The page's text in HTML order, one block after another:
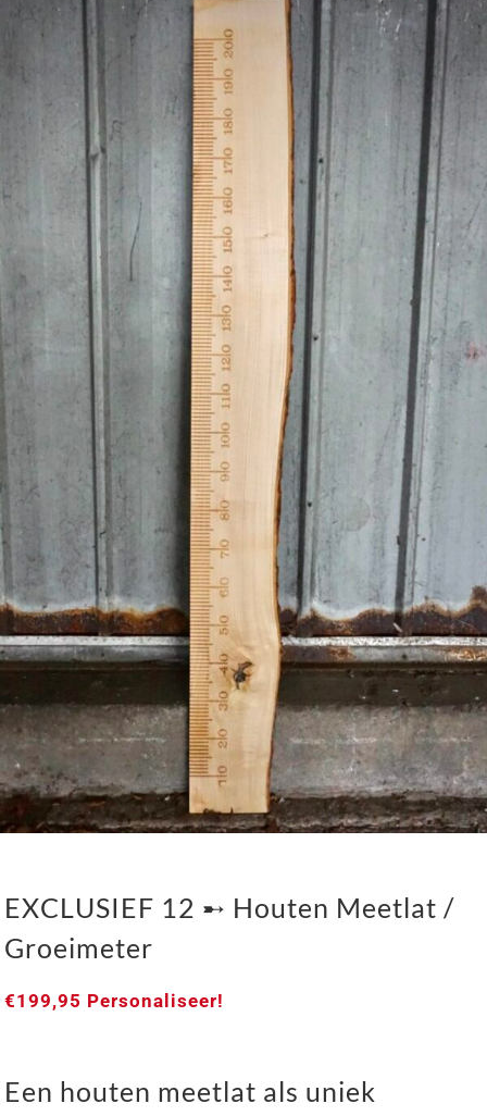
EXCLUSIEF 12 ➸ Houten Meetlat /
Groeimeter
€199,95 Personaliseer!
Een houten meetlat als uniek